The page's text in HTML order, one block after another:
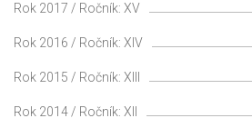
Rok 2017 / Ročník: XV
Rok 2016 / Ročník: XIV
Rok 2015 / Ročník: XIII
Rok 2014 / Ročník: XII